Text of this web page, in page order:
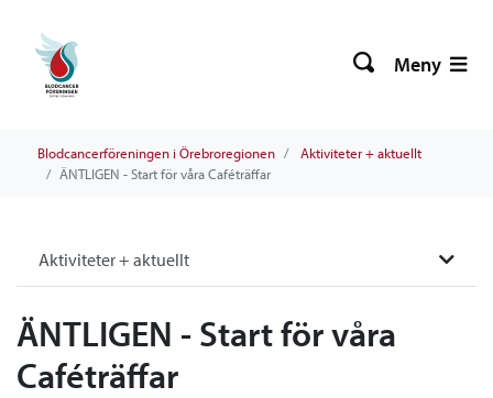
Meny
Blodcancerföreningen i Örebroregionen
Aktiviteter + aktuellt
ÄNTLIGEN - Start för våra Caféträffar
Aktiviteter + aktuellt
ÄNTLIGEN - Start för våra
Caféträffar